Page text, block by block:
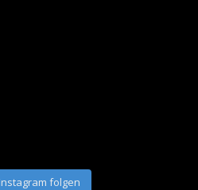
folgen